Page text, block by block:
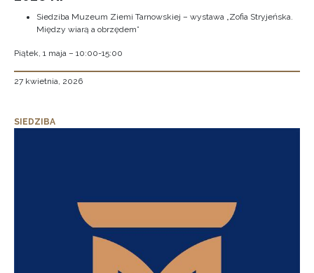
Siedziba Muzeum Ziemi Tarnowskiej – wystawa „Zofia Stryjeńska.
Między wiarą a obrzędem”
Piątek, 1 maja – 10:00-15:00
27 kwietnia, 2026
SIEDZIBA